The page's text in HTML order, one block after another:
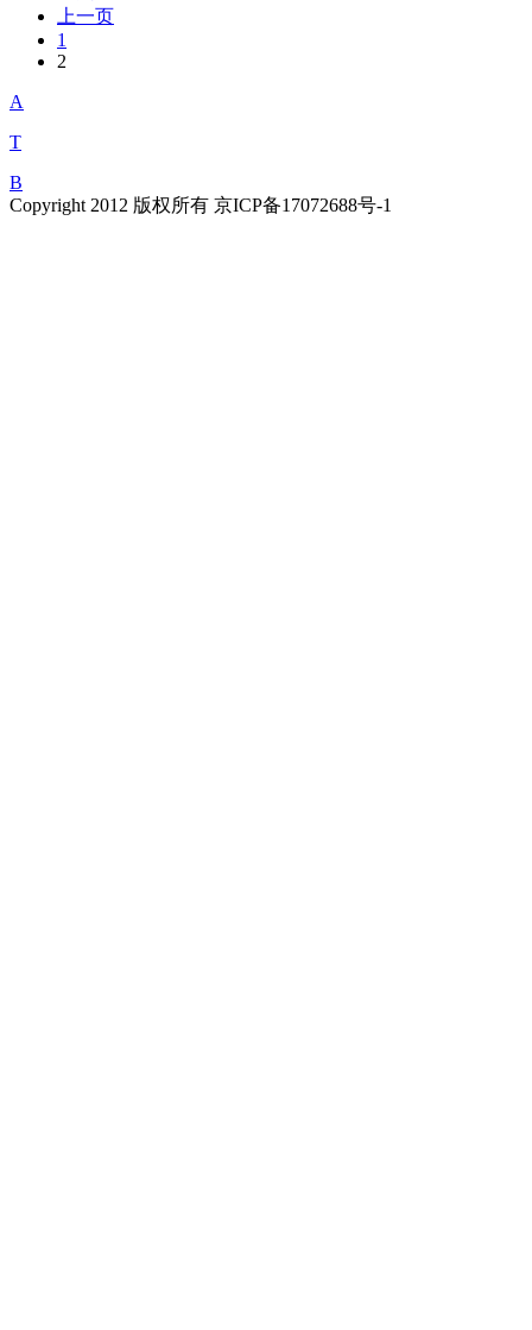
上一页
1
2
A
T
B
Copyright 2012 版权所有 京ICP备17072688号-1